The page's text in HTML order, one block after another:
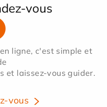
vous
ligne, c'est simple et
et laissez-vous guider.
vous